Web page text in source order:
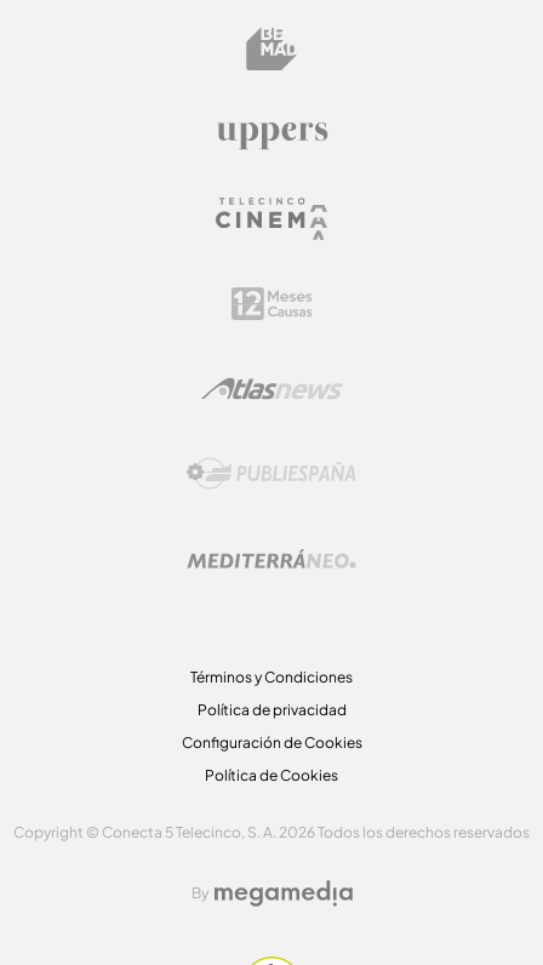
Términos y Condiciones
Política de privacidad
Configuración de Cookies
Política de Cookies
Copyright © Conecta 5 Telecinco, S. A. 2026 Todos los derechos reservados
By